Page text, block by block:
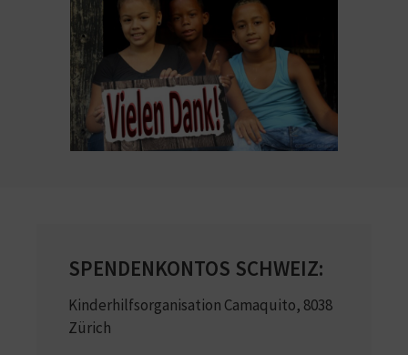
SPENDENKONTOS SCHWEIZ:
Kinderhilfsorganisation Camaquito, 8038
Zürich